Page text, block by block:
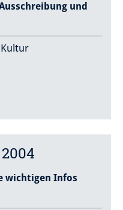
und
wichtigen Infos